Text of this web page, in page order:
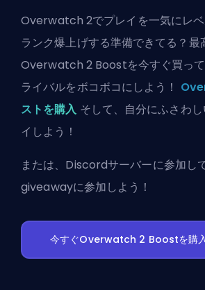
Overwatch 2でプレイを一気にレベ
ランク爆上げする準備できてる？
Overwatch 2 Boostを今すぐ買っ
ライバルをボコボコにしよう！
ストを購入そして、自分にふさわ
イしよう！
または、 Discordサーバーに参加し
giveawayに参加しよう！
今すぐOverwatch 2 Boostを購